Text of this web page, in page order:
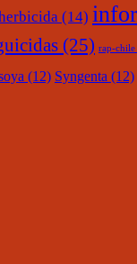
(14)
(25) rap-chile
(12) Syngenta (12)